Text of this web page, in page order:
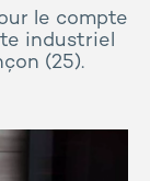
le compte
industriel
(25).